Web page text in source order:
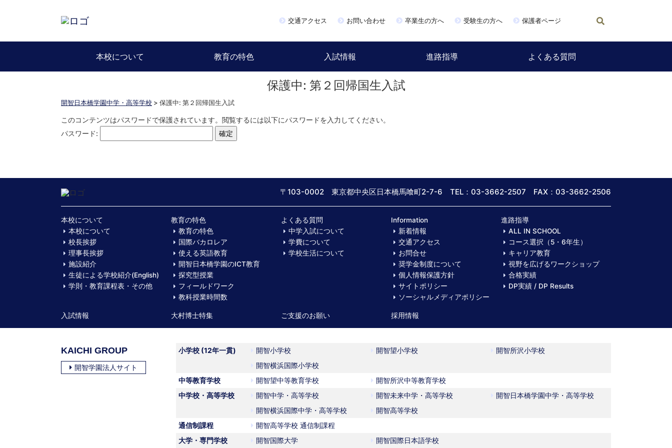
交通アクセス お問い合わせ 卒業生の方へ 受験生の方へ 保護者ページ
本校について 教育の特色 入試情報 進路指導 よくある質問
保護中: 第２回帰国生入試
開智日本橋学園中学・高等学校 > 保護中: 第２回帰国生入試
このコンテンツはパスワードで保護されています。閲覧するには以下にパスワードを入力してください。
パスワード:
〒103-0002 東京都中央区日本橋馬喰町2-7-6 TEL：03-3662-2507 FAX：03-3662-2506
本校について
本校について
校長挨拶
理事長挨拶
施設紹介
生徒による学校紹介(English)
学則・教育課程表・その他
教育の特色
教育の特色
国際バカロレア
使える英語教育
開智日本橋学園のICT教育
探究型授業
フィールドワーク
教科授業時間数
よくある質問
中学入試について
学費について
学校生活について
Information
新着情報
交通アクセス
お問合せ
奨学金制度について
個人情報保護方針
サイトポリシー
ソーシャルメディアポリシー
進路指導
ALL IN SCHOOL
コース選択（5・6年生）
キャリア教育
視野を広げるワークショップ
合格実績
DP実績 / DP Results
入試情報 大村博士特集 ご支援のお願い 採用情報
KAICHI GROUP
開智学園法人サイト
小学校 (12年一貫) 開智小学校 開智望小学校
開智所沢小学校
開智横浜国際小学校
中等教育学校
開智望中等教育学校
開智所沢中等教育学校
中学校・高等学校
開智中学・高等学校 開智未来中学・高等学校
開智日本橋学園中学・高等学校
開智横浜国際中学・高等学校
開智高等学校
通信制課程
開智高等学校 通信制課程
大学・専門学校
開智国際大学 開智国際日本語学校